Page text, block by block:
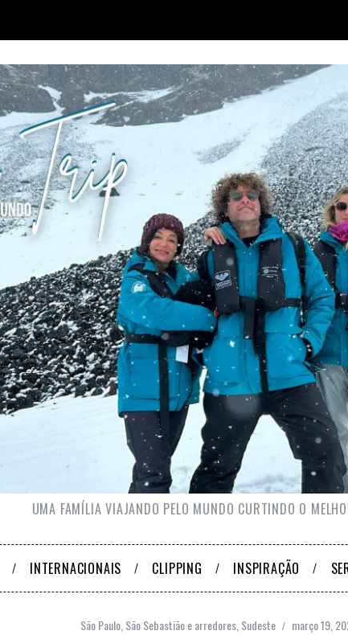
UMA FAMÍLIA VIAJANDO PELO MUNDO CURTINDO O
INTERNACIONAIS CLIPPING INSPIRAÇÃO
São Paulo,São Sebastião e arredores,Sudeste março 19,